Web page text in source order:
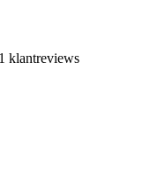
klantreviews